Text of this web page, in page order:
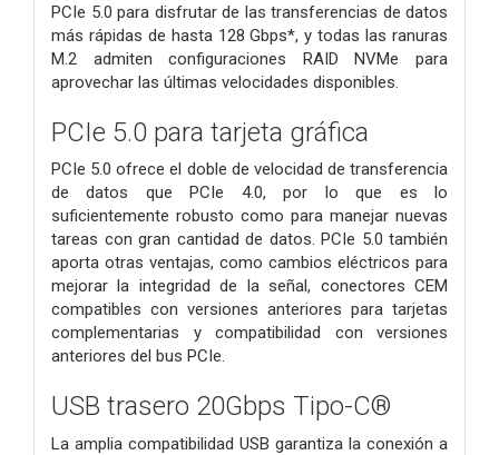
PCIe 5.0 para disfrutar de las transferencias de datos
más rápidas de hasta 128 Gbps*, y todas las ranuras
M.2 admiten configuraciones RAID NVMe para
aprovechar las últimas velocidades disponibles.
PCIe 5.0 para tarjeta gráfica​
PCIe 5.0 ofrece el doble de velocidad de transferencia
de datos que PCIe 4.0, por lo que es lo
suficientemente robusto como para manejar nuevas
tareas con gran cantidad de datos. PCIe 5.0 también
aporta otras ventajas, como cambios eléctricos para
mejorar la integridad de la señal, conectores CEM
compatibles con versiones anteriores para tarjetas
complementarias y compatibilidad con versiones
anteriores del bus PCIe.
USB trasero 20Gbps Tipo-C®
La amplia compatibilidad USB garantiza la conexión a